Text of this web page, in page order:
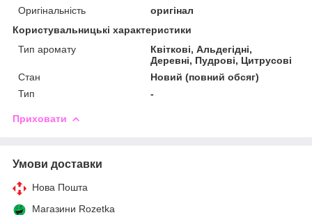
Оригінальність
оригінал
Користувальницькі характеристики
Тип аромату
Квіткові, Альдегідні,
Деревні, Пудрові, Цитрусові
Стан
Новий (повний обсяг)
Тип
-
Приховати
Умови доставки
Нова Пошта
Магазини Rozetka